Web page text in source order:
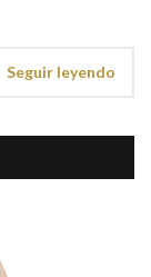
Seguir leyendo